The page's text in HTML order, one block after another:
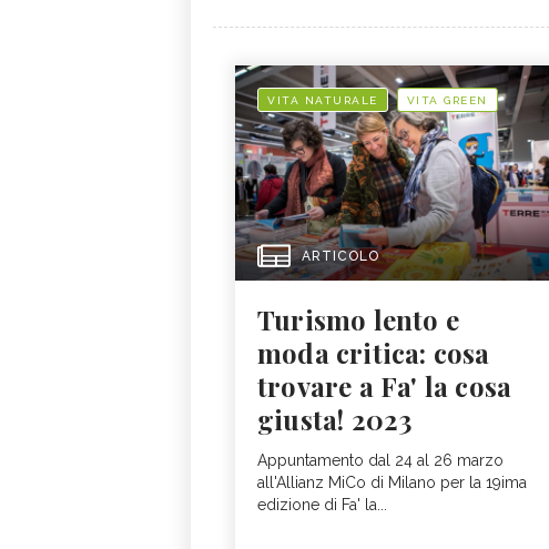
VITA NATURALE VITA GREEN
ARTICOLO
Turismo lento e
moda critica: cosa
trovare a Fa' la cosa
giusta! 2023
Appuntamento dal 24 al 26 marzo
all'Allianz MiCo di Milano per la 19ima
edizione di Fa' la...